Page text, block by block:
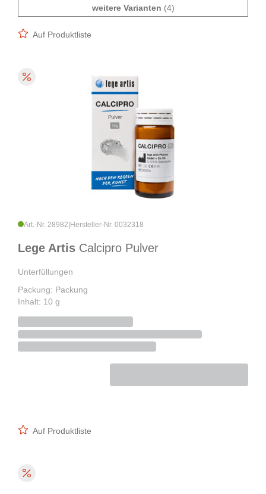
weitere Varianten (4)
Auf Produktliste
Art.-Nr. 28982 Hersteller-Nr. 0032318
Lege Artis Calcipro Pulver
Unterfüllungen
Packung: Packung
Inhalt: 10 g
Auf Produktliste